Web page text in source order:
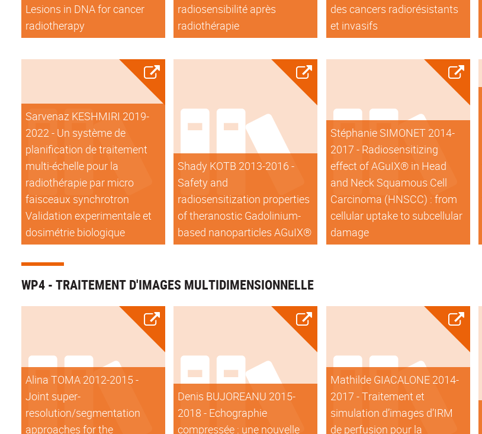
Lesions in DNA for cancer
radiotherapy
radiosensibilité après
radiothérapie
des cancers radiorésistants
et invasifs
Sarvenaz KESHMIRI 2019-
2022 - Un système de
planification de traitement
multi-échelle pour la
radiothérapie par micro
faisceaux synchrotron
Validation experimentale et
dosimétrie biologique
Shady KOTB 2013-2016 -
Safety and
radiosensitization properties
of theranostic Gadolinium-
based nanoparticles AGuIX®
Stéphanie SIMONET 2014-
2017 - Radiosensitizing
effect of AGuIX® in Head
and Neck Squamous Cell
Carcinoma (HNSCC) : from
cellular uptake to subcellular
damage
WP4 - TRAITEMENT D'IMAGES MULTIDIMENSIONNELLE
Alina TOMA 2012-2015 -
Joint super-
resolution/segmentation
approaches for the
Denis BUJOREANU 2015-
2018 - Echographie
compressée : une nouvelle
Mathilde GIACALONE 2014-
2017 - Traitement et
simulation d’images d’IRM
de perfusion pour la